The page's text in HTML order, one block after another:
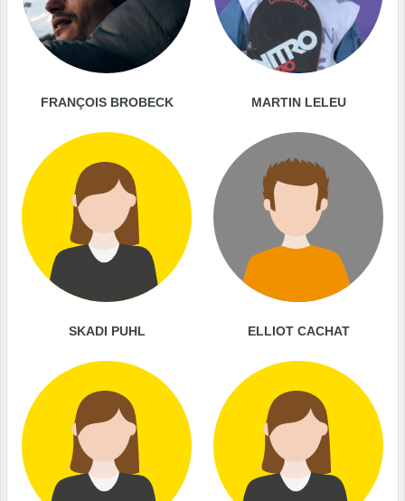
FRANÇOIS BROBECK MARTIN LELEU
SKADI PUHL ELLIOT CACHAT